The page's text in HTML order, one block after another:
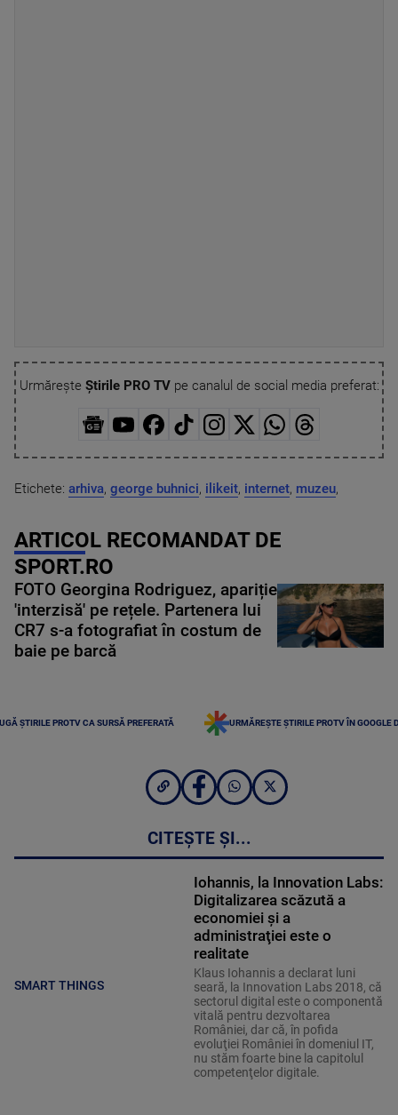
Urmărește Știrile PRO TVpe canalul de social media preferat:
Etichete: arhiva, george buhnici, ilikeit, internet, muzeu,
ARTICOL RECOMANDAT DE
SPORT.RO
FOTO Georgina Rodriguez, apariție
'interzisă' pe rețele. Partenera lui
CR7 s-a fotografiat în costum de
baie pe barcă
ȘTIRILE PROTV CA SURSĂ PREFERATĂ URMĂREȘTE ȘTIRILE PROTV ÎN GOOGLE
CITEȘTE ȘI...
SMART THINGS
Iohannis, la Innovation Labs:
Digitalizarea scăzută a
economiei şi a
administraţiei este o
realitate
Klaus Iohannis a declarat luni
seară, la Innovation Labs 2018, că
sectorul digital este o componentă
vitală pentru dezvoltarea
României, dar că, în pofida
evoluţiei României în domeniul IT,
nu stăm foarte bine la capitolul
competenţelor digitale.